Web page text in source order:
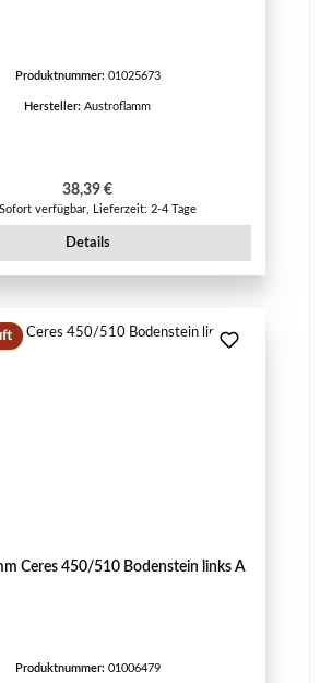
Produktnummer: 01025673
Hersteller: Austroflamm
Regulärer Preis:
38,39 €
Sofort verfügbar, Lieferzeit: 2-4 Tage
Details
Ceres 450/510 Bodenstein links A
Produktnummer: 01006479